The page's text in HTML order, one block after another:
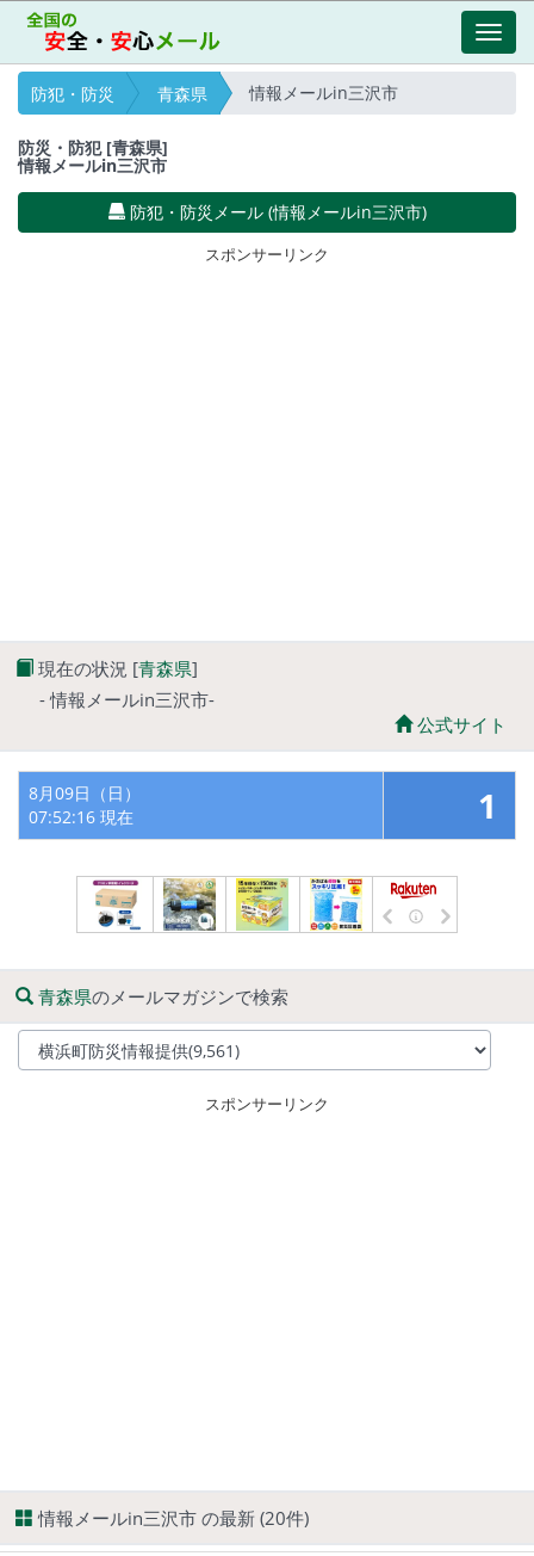
防犯・防災
青森県 情報メールin三沢市
防災・防犯 [青森県]
情報メールin三沢市
防犯・防災メール (情報メールin三沢市)
スポンサーリンク
現在の状況 [青森県]
- 情報メールin三沢市-
公式サイト
8月09日（日）
07:52:16 現在
1
青森県のメールマガジンで検索
スポンサーリンク
情報メールin三沢市 の最新 (20件)